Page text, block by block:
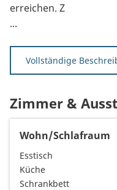
erreichen. Z
...
Vollständige
Zimmer &
Wohn/Schlafraum
Esstisch
Küche
Schrankbett